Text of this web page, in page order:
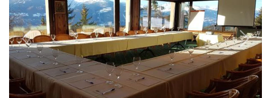
Previous Next